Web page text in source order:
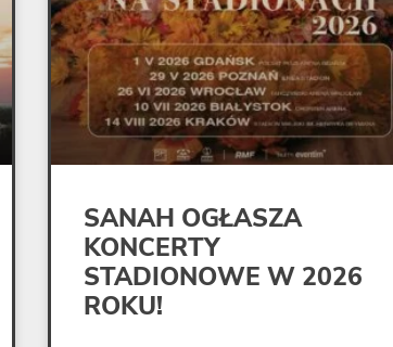
SANAH OGŁASZA
KONCERTY
STADIONOWE W 2026
ROKU!